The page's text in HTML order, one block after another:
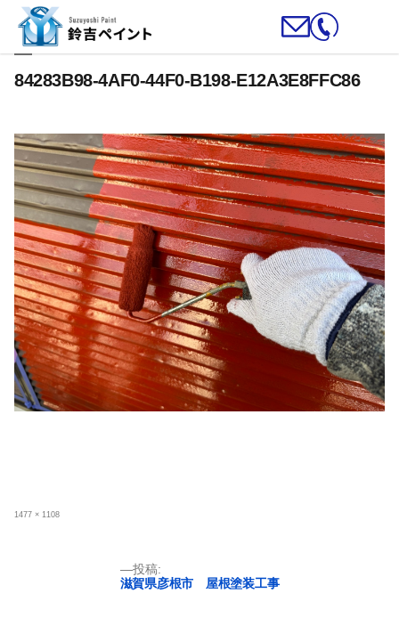
84283B98-4AF0-44F0-B198-E12A3E8FFC86
フ
1477 × 1108
投稿:
滋賀県彦根市 屋根塗装工事